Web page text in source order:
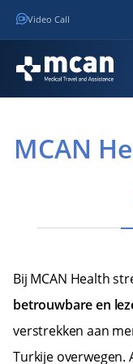
Video Call
MCAN
Bij MCAN Health
betrouwbare en
verstrekken aan
Turkije overwegen.